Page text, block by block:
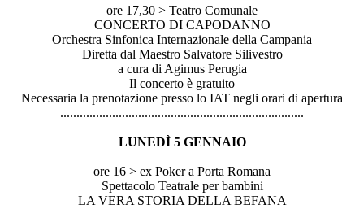
ore 17,30 > Teatro Comunale
CONCERTO DI CAPODANNO
Orchestra Sinfonica Internazionale della Campania
Diretta dal Maestro Salvatore Silivestro
a cura di Agimus Perugia
Il concerto è gratuito
Necessaria la prenotazione presso lo IAT negli orari di apertura
...........................................................................
LUNEDÌ 5 GENNAIO
ore 16 > ex Poker a Porta Romana
Spettacolo Teatrale per bambini
LA VERA STORIA DELLA BEFANA